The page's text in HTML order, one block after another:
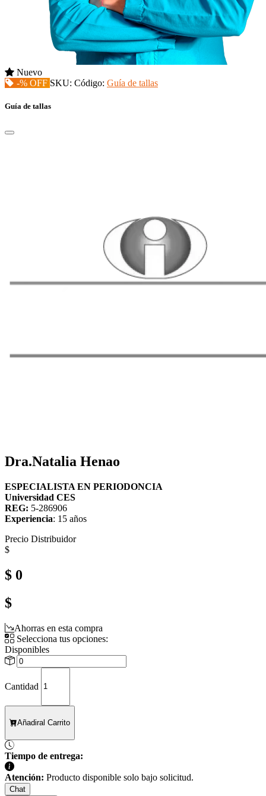
Nuevo
-% OFF SKU: Código: Guía de tallas
Guía de tallas
Dra.Natalia Henao
ESPECIALISTA EN PERIODONCIA
Universidad CES
REG: 5-286906
Experiencia: 15 años
Precio Distribuidor
$
$ 0
$
Ahorras en esta compra
Selecciona tus opciones:
Disponibles
Cantidad
Añadiral Carrito
Tiempo de entrega:
Atención: Producto disponible solo bajo solicitud.
Chat